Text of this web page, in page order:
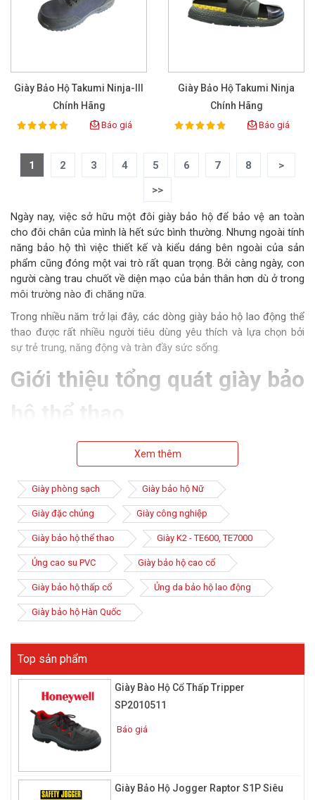
Giày Bảo Hộ Takumi Ninja-III
Chính Hãng
Rating:
100% Báo giá
Giày Bảo Hộ Takumi Ninja
Chính Hãng
Rating:
100% Báo giá
1 2 3 4 5 6 7 8
>
>>
Ngày nay, việc sở hữu một đôi giày bảo hộ để bảo vệ an toàn
cho đôi chân của mình là hết sức bình thường. Nhưng ngoài tính
năng bảo hộ thì việc thiết kế và kiểu dáng bên ngoài của sản
phẩm cũng đóng một vai trò rất quan trọng. Bởi càng ngày, con
người càng trau chuốt về diện mạo của bản thân hơn dù ở trong
môi trường nào đi chăng nữa.
Trong nhiều năm trở lại đây, các dòng giày bảo hộ lao động thể
thao được rất nhiều người tiêu dùng yêu thích và lựa chọn bởi
sự trẻ trung, năng động và tràn đầy sức sống.
Giới thiệu tổng quát giày bảo
hộ thể thao
động cảm thấy tự tin hơn, thoải mát hơn để bắt đầu một ngày
làm việc mới tràn trề năng lượng. Hơn nữa ngày nay tinh thần
thể thao của mọi người dân là rất mãnh liệt.
Do đó không mấy ngạc nhiên khi tinh thần thể thao này đã
được các thương hiệu sản xuất giày bảo hộ nắm bắt rất nhanh
và áp dụng vào từng sản phẩm, mang một diện mạo mới hoàn
toàn mới cho những đôi giày bảo hộ lao động. Và hầu hết
những dòng giày bày đều được nhập khẩu từ những thương hiệu
nổi tiếng ở nước ngoài.
Xem thêm
Giày phòng sạch Giày bảo hộ Nữ
Giày đặc chủng Giày công nghiệp
Giày bảo hộ thể thao Giày K2 - TE600, TE7000
Ủng cao su PVC Giày bảo hộ cao cổ
Giày bảo hộ thấp cổ Ủng da bảo hộ lao động
Giày bảo hộ Hàn Quốc
Top sản phẩm
Giày Bào Hộ Cổ Thấp Tripper
SP2010511
Báo giá
Giày Bảo Hộ Jogger Raptor S1P Siêu